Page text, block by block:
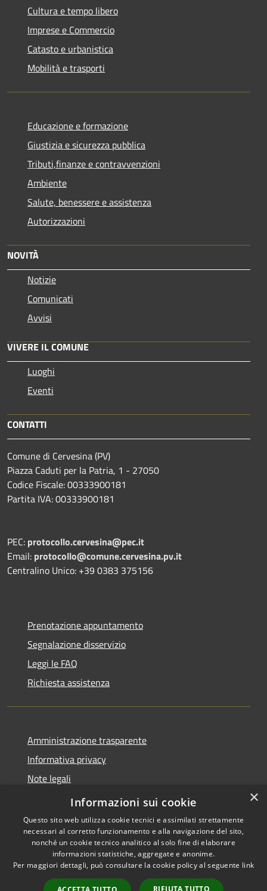
Cultura e tempo libero
Imprese e Commercio
Catasto e urbanistica
Mobilità e trasporti
Educazione e formazione
Giustizia e sicurezza pubblica
Tributi,finanze e contravvenzioni
Ambiente
Salute, benessere e assistenza
Autorizzazioni
NOVITÀ
Notizie
Comunicati
Avvisi
VIVERE IL COMUNE
Luoghi
Eventi
CONTATTI
Comune di Cervesina (PV)
Piazza Caduti per la Patria, 1 - 27050
Codice Fiscale: 00333900181
Partita IVA: 00333900181
PEC: protocollo.cervesina@pec.it
Email: protocollo@comune.cervesina.pv.it
Centralino Unico: +39 0383 375156
Prenotazione appuntamento
Segnalazione disservizio
Leggi le FAQ
Richiesta assistenza
Amministrazione trasparente
Informativa privacy
Note legali
Dichiarazione di accessibilità
Accessibilità
Copyright © 2026 • Comune di
Cervesina • Powered by
Municipium• Accesso
×
Informazioni sui cookie
Questo sito web utilizza cookie tecnici e assimilati strettamente
necessari al corretto funzionamento e alla navigazione del sito,
nonché un cookie tecnico analitico al solo fine di elaborare
informazioni statistiche, aggregate e anonime.
Per maggiori dettagli, può consultare la cookie policy al seguente link
RIFIUTA TUTTO